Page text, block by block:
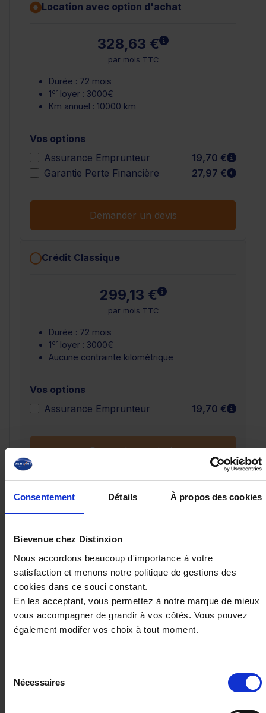
Consentement Détails À propos des cookies
Bievenue chez Distinxion
Nous accordons beaucoup d'importance à votre
satisfaction et menons notre politique de gestions des
cookies dans ce souci constant.
En les acceptant, vous permettez à notre marque de mieux
vous accompagner de grandir à vos côtés. Vous pouvez
également modifer vos choix à tout moment.
Nécessaires
Location avec option d'achat
328,63 € En savoir plus
par mois TTC
Durée : 72 mois
1er loyer : 3000€
Km annuel : 10000 km
Vos options
Assurance Emprunteur
19,70 €
En
Garantie Perte Financière
27,97 € En
Demander un devis
Crédit Classique
299,13 € En savoir plus
par mois TTC
Durée : 72 mois
1er loyer : 3000€
Aucune contrainte kilométrique
Vos options
Assurance Emprunteur
19,70 € En
Demander un devis
Ces véhicules pourraient vous
intéresser